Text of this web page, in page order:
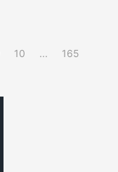
10 ...
165